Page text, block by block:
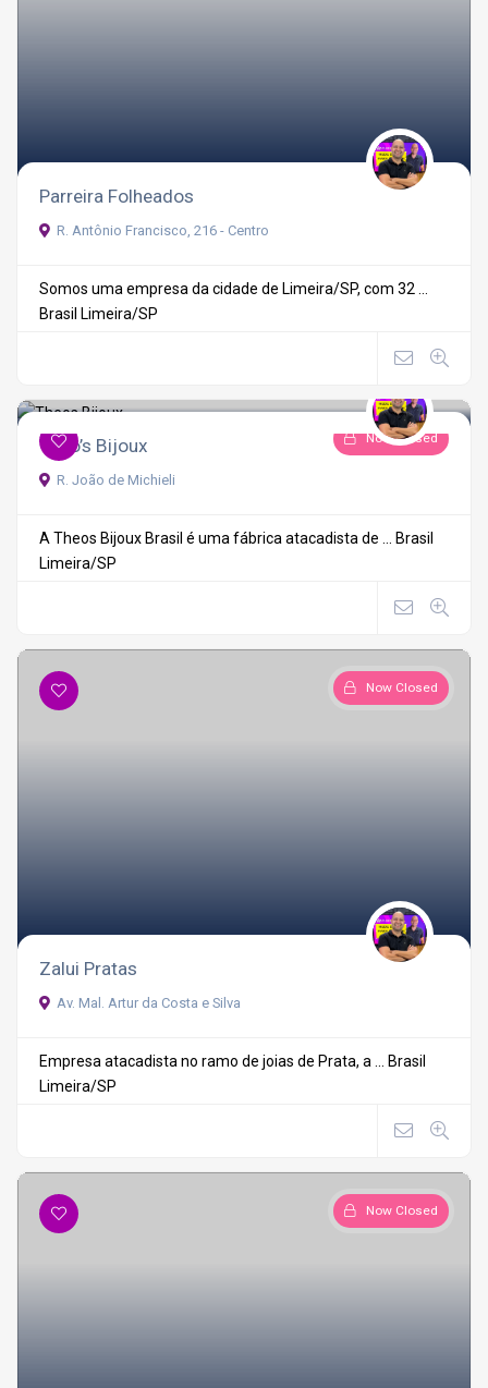
Parreira Folheados
R. Antônio Francisco, 216 - Centro
Somos uma empresa da cidade de Limeira/SP, com 32 ...
Brasil Limeira/SP
Now Closed
Théo’s Bijoux
R. João de Michieli
A Theos Bijoux Brasil é uma fábrica atacadista de ...
Brasil
Limeira/SP
Now Closed
Zalui Pratas
Av. Mal. Artur da Costa e Silva
Empresa atacadista no ramo de joias de Prata, a ...
Brasil
Limeira/SP
Now Closed